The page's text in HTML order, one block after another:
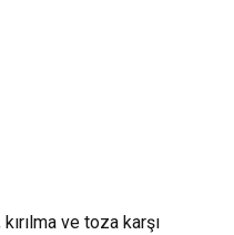
ve toza karşı